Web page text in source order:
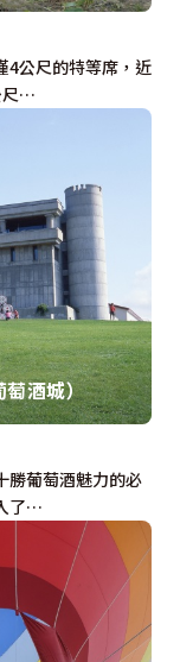
4公尺的特等席，近
尺…
萄酒城）
勝葡萄酒魅力的必
了…